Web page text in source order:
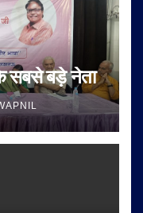
सबसे बड़े नेता